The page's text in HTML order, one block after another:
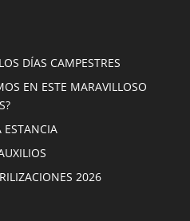
DÍAS CAMPESTRES
EN ESTE MARAVILLOSO
ESTANCIA
2026